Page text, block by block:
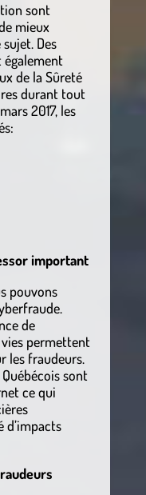
sont
mieux
Des
de la Sûreté
durant tout
2017, les
important
pouvons
de
permettent
les fraudeurs.
sont
ce qui
d’impacts